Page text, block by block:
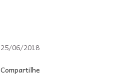
25/06/2018
Compartilhe